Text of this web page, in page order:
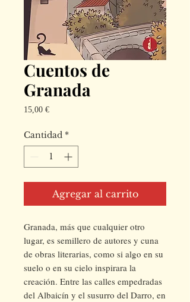
Cuentos de
Granada
15,00 €Precio
Cantidad *
Agregar al carrito
Granada, más que cualquier otro
lugar, es semillero de autores y cuna
de obras literarias, como si algo en su
suelo o en su cielo inspirara la
creación. Entre las calles empedradas
del Albaicín y el susurro del Darro, en